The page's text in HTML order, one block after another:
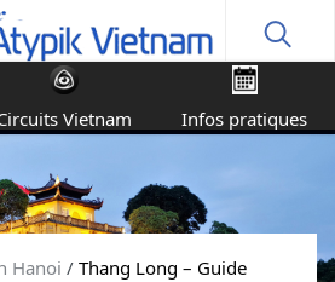
Vietnam Infos pratiques
Hanoi / Thang Long – Guide